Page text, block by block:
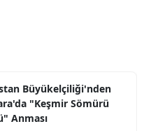
Büyükelçiliği'nden
"Keşmir Sömürü
Anması